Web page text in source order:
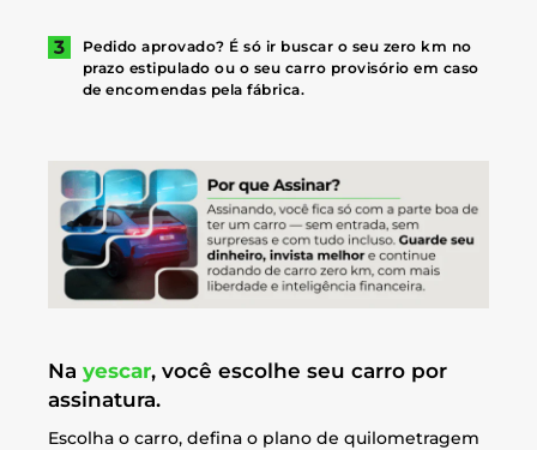
Pedido aprovado? É só ir buscar o seu zero km no
prazo estipulado ou o seu carro provisório em caso
de encomendas pela fábrica.
Na yescar, você escolhe seu carro por
assinatura.
Escolha o carro, defina o plano de quilometragem